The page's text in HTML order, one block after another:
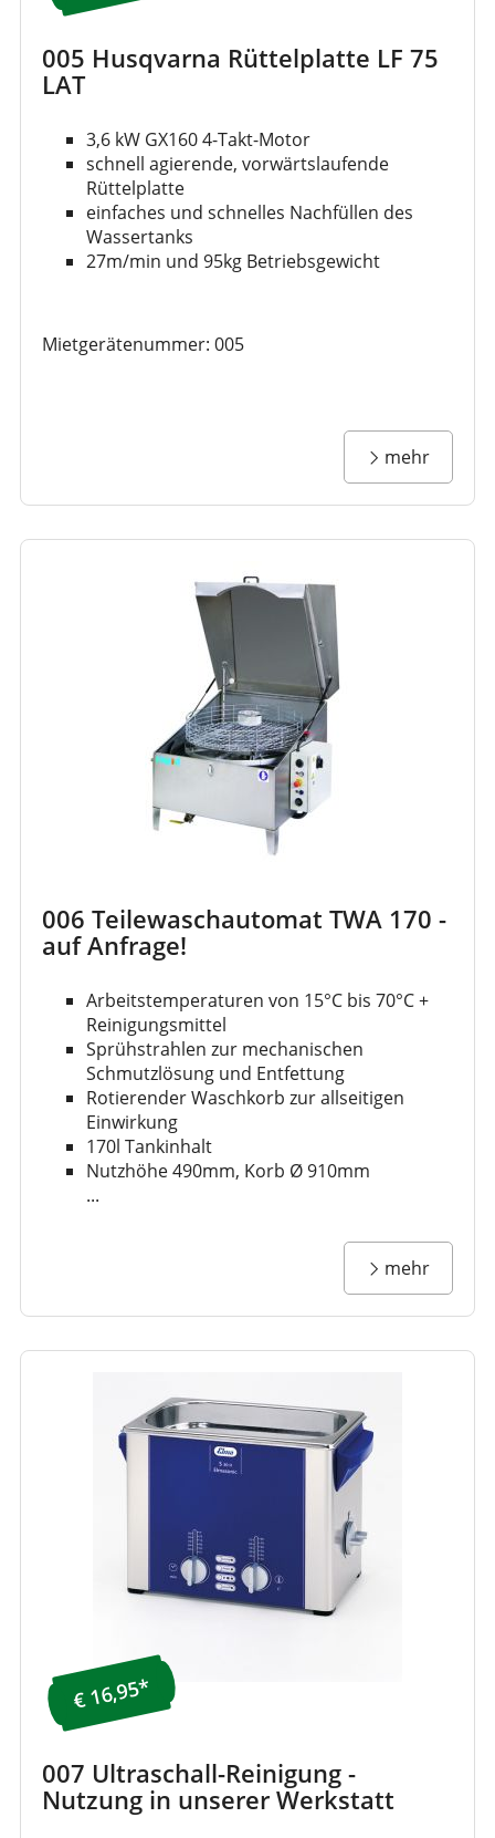
005 Husqvarna Rüttelplatte LF 75
LAT
3,6 kW GX160 4-Takt-Motor
schnell agierende, vorwärtslaufende
Rüttelplatte
einfaches und schnelles Nachfüllen des
Wassertanks
27m/min und 95kg Betriebsgewicht
Mietgerätenummer: 005
mehr
006 Teilewaschautomat TWA 170 -
auf Anfrage!
Arbeitstemperaturen von 15°C bis 70°C +
Reinigungsmittel
Sprühstrahlen zur mechanischen
Schmutzlösung und Entfettung
Rotierender Waschkorb zur allseitigen
Einwirkung
170l Tankinhalt
Nutzhöhe 490mm, Korb Ø 910mm
...
mehr
€ 16,95*
007 Ultraschall-Reinigung -
Nutzung in unserer Werkstatt